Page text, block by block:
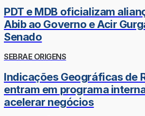
PDT e MDB oficializam
Abib ao Governo e Acir
Senado
SEBRAE ORIGENS
Indicações Geográficas de
entram em programa
acelerar negócios